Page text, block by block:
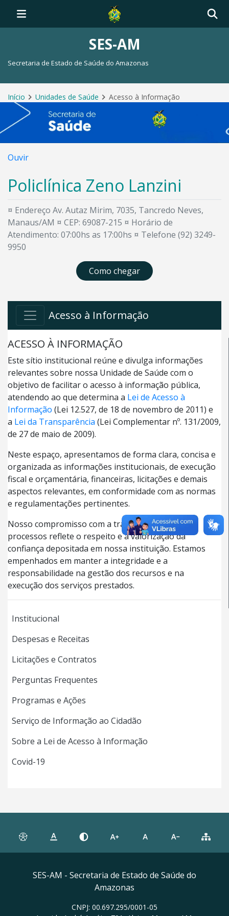
SES-AM
Secretaria de Estado de Saúde do Amazonas
Início Unidades de Saúde Acesso à Informação
Ouvir
Policlínica Zeno Lanzini
¤ Endereço Av. Autaz Mirim, 7035, Tancredo Neves,
Manaus/AM ¤ CEP: 69087-215 ¤ Horário de
Atendimento: 07:00hs as 17:00hs ¤ Telefone (92) 3249-
9950
Como chegar
Acesso à Informação
ACESSO À INFORMAÇÃO
Este sítio institucional reúne e divulga informações
relevantes sobre nossa Unidade de Saúde com o
objetivo de facilitar o acesso à informação pública,
atendendo ao que determina a Lei de Acesso à
Informação (Lei 12.527, de 18 de novembro de 2011) e
a Lei da Transparência (Lei Complementar nº. 131/2009,
de 27 de maio de 2009).
Neste espaço, apresentamos de forma clara, concisa e
organizada as informações institucionais, de execução
fiscal e orçamentária, financeiras, licitações e demais
aspectos relevantes, em conformidade com as normas
e regulamentações pertinentes.
Nosso compromisso com a transparência dos
processos reflete o respeito e a valorização da
confiança depositada em nossa instituição. Estamos
empenhados em manter a integridade e a
responsabilidade na gestão dos recursos e na
execução dos serviços prestados.
Institucional
Despesas e Receitas
Licitações e Contratos
Perguntas Frequentes
Programas e Ações
Serviço de Informação ao Cidadão
Sobre a Lei de Acesso à Informação
Covid-19
SES-AM - Secretaria de Estado de Saúde do
Amazonas
CNPJ: 00.697.295/0001-05